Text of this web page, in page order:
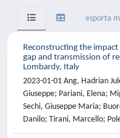
esporta
Reconstructing the
gap and transmission of
Lombardy, Italy
2023-01-01 Ang, Hadrian
Giuseppe; Pariani, Elena;
Sechi, Giuseppe Maria;
Danilo; Tirani, Marcello;